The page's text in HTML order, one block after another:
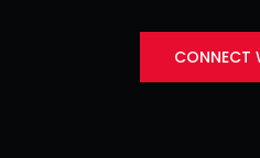
CONNECT